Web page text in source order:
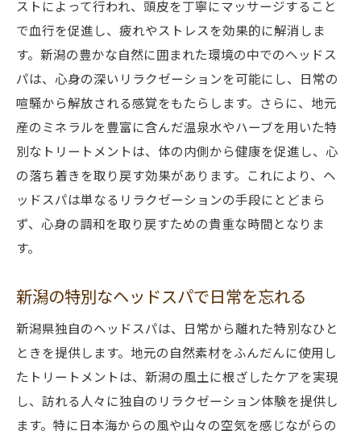
ストによって行われ、頭皮を丁寧にマッサージすること
で血行を促進し、疲れやストレスを効果的に解消しま
す。新潟の豊かな自然に囲まれた環境の中でのヘッドス
パは、心身の深いリラクゼーションを可能にし、日常の
喧騒から解放される感覚をもたらします。さらに、地元
産のミネラルを豊富に含んだ温泉水やハーブを用いた特
別なトリートメントは、体の内側から健康を促進し、心
の落ち着きを取り戻す効果があります。これにより、ヘ
ッドスパは単なるリラクゼーションの手段にとどまら
ず、心身の調和を取り戻すための貴重な時間となりま
す。
新潟の特別なヘッドスパで日常を忘れる
新潟県独自のヘッドスパは、日常から離れた特別なひと
ときを提供します。地元の自然素材をふんだんに使用し
たトリートメントは、新潟の風土に根ざしたケアを実現
し、訪れる人々に独自のリラクゼーション体験を提供し
ます。特に日本海からの風や山々の空気を感じながらの